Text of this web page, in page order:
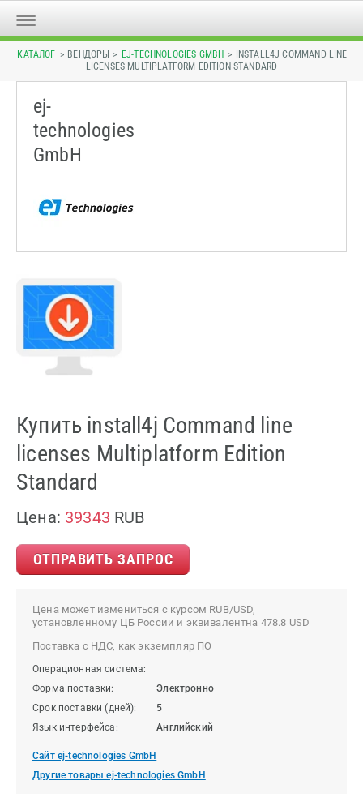
КАТАЛОГ > ВЕНДОРЫ > EJ-TECHNOLOGIES GMBH > INSTALL4J COMMAND LINE
LICENSES MULTIPLATFORM EDITION STANDARD
ej-
technologies
GmbH
Купить install4j Command line
licenses Multiplatform Edition
Standard
Цена: 39343 RUB
ОТПРАВИТЬ ЗАПРОС
Цена может измениться с курсом RUB/USD,
установленному ЦБ России и эквивалентна 478.8 USD
Поставка с НДС, как экземпляр ПО
Операционная система:
Форма поставки:
Электронно
Срок поставки (дней):
5
Язык интерфейса:
Английский
Сайт ej-technologies GmbH
Другие товары ej-technologies GmbH